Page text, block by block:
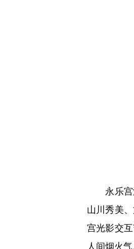
永乐宫
山川秀美
宫光影交
人间烟火气